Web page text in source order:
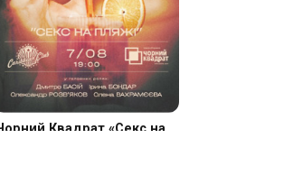
Сімейний альбом / Album
di Famiglia.
11 вер, 18:00
Київський …